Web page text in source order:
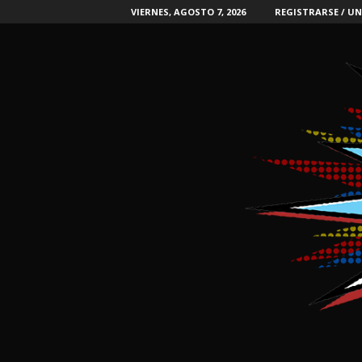
VIERNES, AGOSTO 7, 2026 REGISTRARSE /